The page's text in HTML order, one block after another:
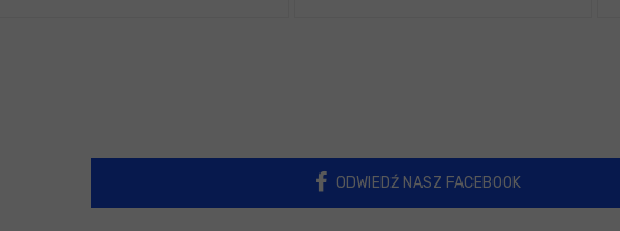
ODWIEDŹ NASZ FACEBOOK